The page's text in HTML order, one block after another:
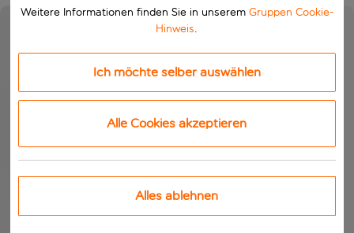
Weitere Informationen finden Sie in unserem Gruppen Cookie-
Hinweis.
Ich möchte selber auswählen
Alle Cookies akzeptieren
Alles ablehnen